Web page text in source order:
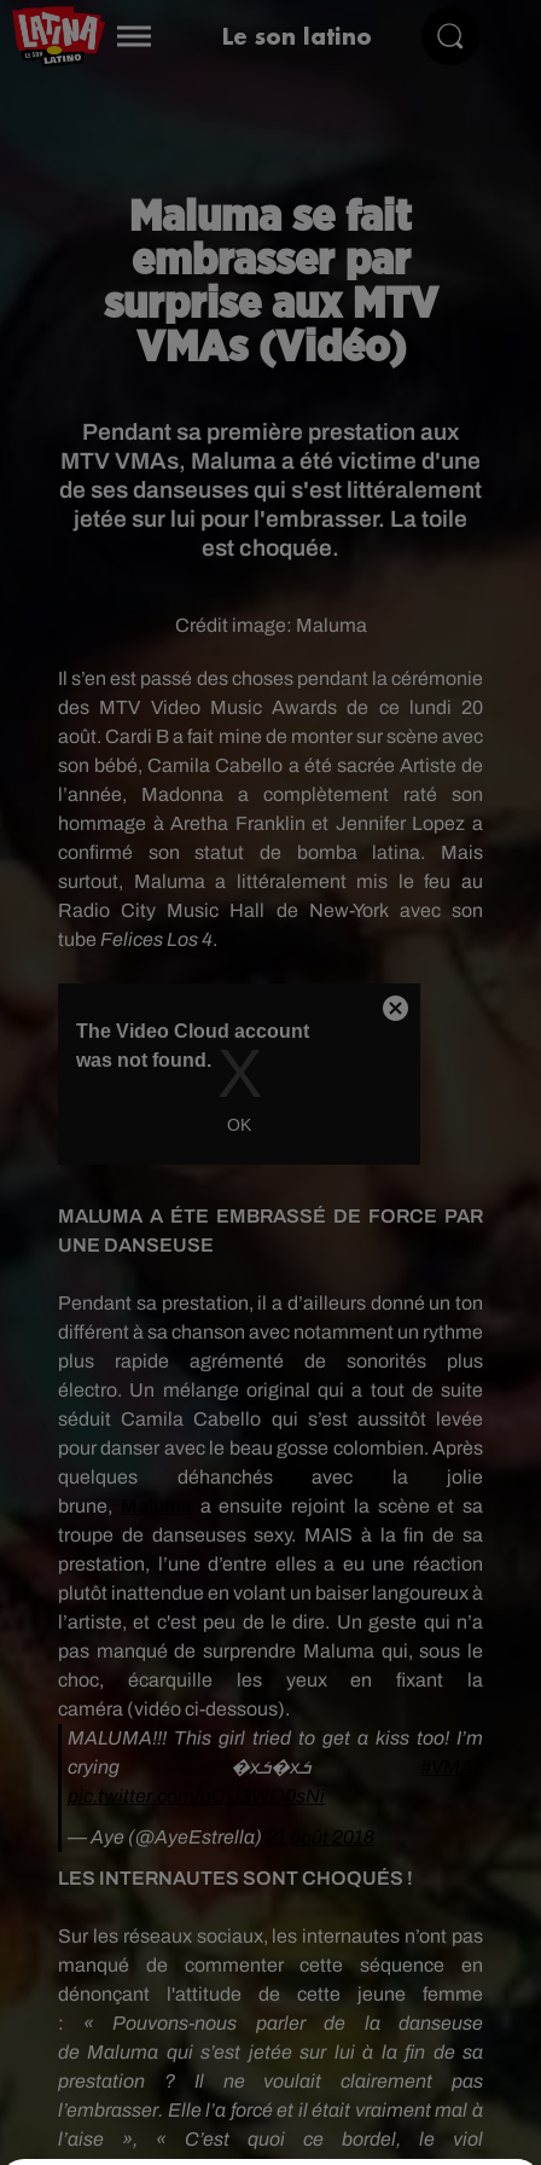
Le son latino
Maluma se fait
embrasser par
surprise aux MTV
VMAs (Vidéo)
Pendant sa première prestation aux
MTV VMAs, Maluma a été victime d'une
de ses danseuses qui s'est littéralement
jetée sur lui pour l'embrasser. La toile
est choquée.
Crédit image: Maluma
Il s’en est passé des choses pendant la cérémonie
des MTV Video Music Awards de ce lundi 20
août. Cardi B a fait mine de monter sur scène avec
son bébé, Camila Cabello a été sacrée Artiste de
l’année, Madonna a complètement raté son
hommage à Aretha Franklin et Jennifer Lopez a
confirmé son statut
de bomba latina.
Mais
surtout,
Maluma a littéralement mis le feu au
Radio City Music Hall de New-York avec son
tube Felices Los4.
MALUMA A ÉTE EMBRASSÉ DE FORCE PAR
UNE DANSEUSE
Pendant sa prestation, il a d’ailleurs donné un ton
différent à sa chanson avec notamment un rythme
plus rapide agrémenté de sonorités plus
électro. Un mélange original qui a tout de suite
séduit Camila Cabello qui s’est aussitôt levée
pour danser avec le beau gosse colombien. Après
quelques déhanchés avec la jolie
brune,
a ensuite rejoint la scène et sa
troupe de danseuses sexy. MAIS à la fin de sa
prestation, l’une d’entre elles a eu une réaction
plutôt inattendue en volant un baiser langoureux à
l’artiste, et c'est peu de le dire. Un geste qui n’a
pas manqué de surprendre Maluma qui, sous le
choc, écarquille les yeux en fixant la
caméra (vidéo ci-dessous).
MALUMA!!! This girl tried to get a kiss too! I’m
crying �xܭ�xܭ
pic.twitter.com/gCU3WO0sNi
— Aye (@AyeEstrella)
21 août 2018
LES INTERNAUTES SONT CHOQUÉS !
Sur les réseaux sociaux, les internautes n’ont pas
manqué de commenter cette séquence en
dénonçant l'attitude de cette jeune femme
:
« Pouvons-nous parler de la danseuse
de Maluma qui s’est jetée sur lui à la fin de sa
prestation ?Il ne voulait clairement pas
l’embrasser. Elle l’a forcé et il était vraiment mal à
l’aise », « C’est quoi ce bordel, le viol